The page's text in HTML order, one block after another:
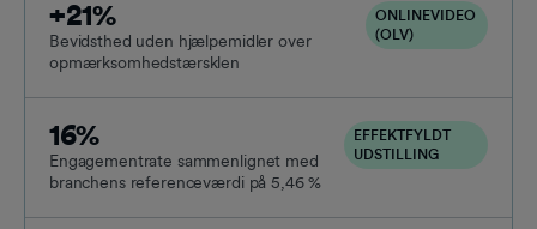
ONLINEVIDEO
(OLV)
Bevidsthed uden hjælpemidler over
opmærksomhedstærsklen
+21%
EFFEKTFYLDT
UDSTILLING
Engagementrate sammenlignet med
branchens referenceværdi på 5,46 %
16%